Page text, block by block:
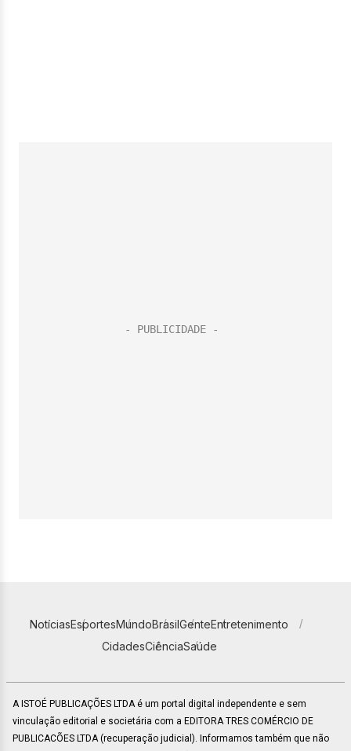
NotíciasEsportesMundoBrasilGenteEntretenimento
CidadesCiênciaSaúde
A ISTOÉ PUBLICAÇÕES LTDA é um portal digital independente e sem
vinculação editorial e societária com a EDITORA TRES COMÉRCIO DE
PUBLICACÕES LTDA (recuperação judicial). Informamos também que não